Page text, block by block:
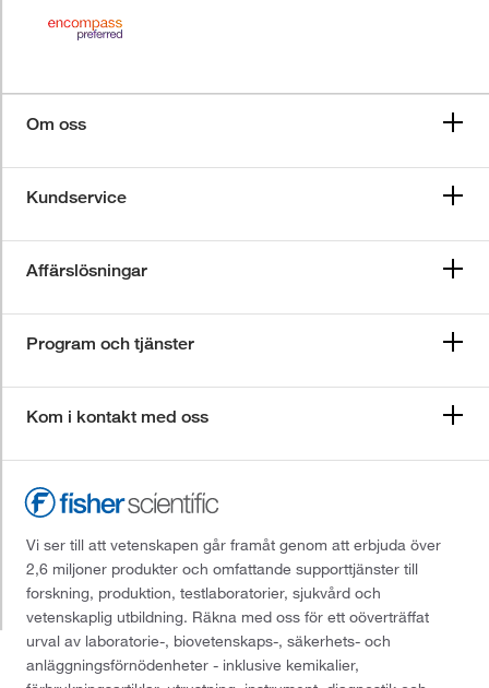
Om oss
Kundservice
Affärslösningar
Program och tjänster
Kom i kontakt med oss
Vi ser till att vetenskapen går framåt genom att erbjuda över
2,6 miljoner produkter och omfattande supporttjänster till
forskning, produktion, testlaboratorier, sjukvård och
vetenskaplig utbildning. Räkna med oss för ett oöverträffat
urval av laboratorie-, biovetenskaps-, säkerhets- och
anläggningsförnödenheter - inklusive kemikalier,